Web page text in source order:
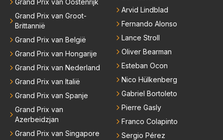
Grand Prix van Groot-
Brittannië
Grand Prix van België
Grand Prix van Hongarije
Grand Prix van Nederland
Grand Prix van Italië
Grand Prix van Spanje
Grand Prix van
Azerbeidzjan
Grand Prix van Singapore
Arvid Lindblad
Fernando Alonso
Lance Stroll
Oliver Bearman
Esteban Ocon
Nico Hülkenberg
Gabriel Bortoleto
Pierre Gasly
Franco Colapinto
Sergio Pérez